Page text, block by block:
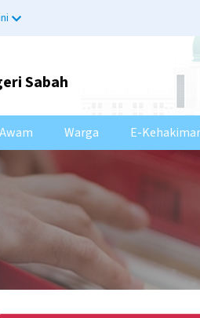
Sabah
Warga E-